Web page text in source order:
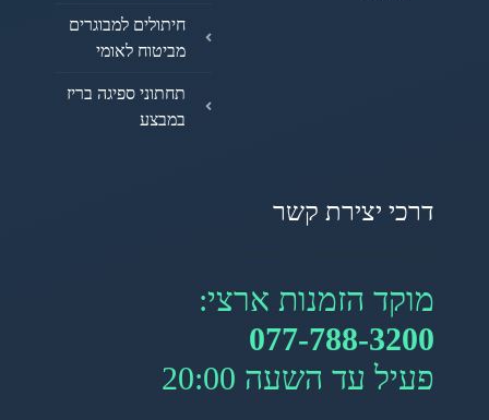
חיתולים למבוגרים
מביטוח לאומי
תחתוני ספיגה בריז
במבצע
דרכי יצירת קשר
מוקד הזמנות ארצי:
077-788-3200
פעיל עד השעה 20:00